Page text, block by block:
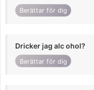
Berättar för dig
Dricker jag alc ohol?
Berättar för dig